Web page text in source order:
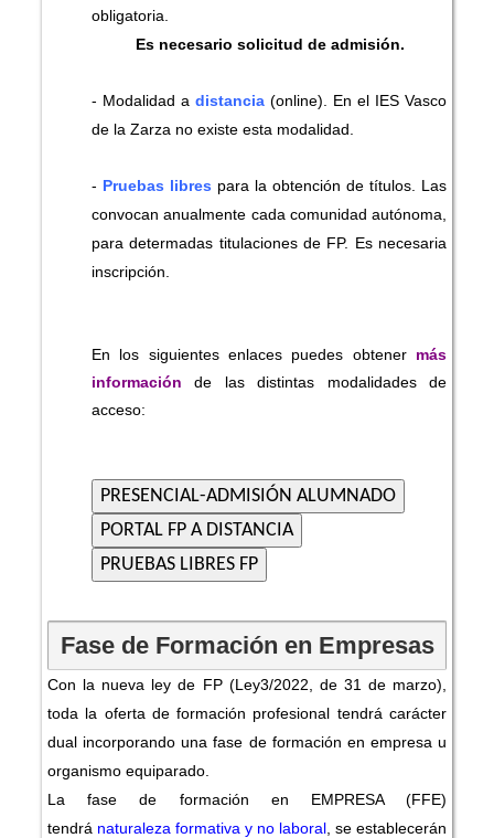
obligatoria.
Es necesario solicitud de admisión.
- Modalidad a distancia (online). En el IES Vasco
de la Zarza no existe esta modalidad.
- Pruebas libres para la obtención de títulos. Las
convocan anualmente cada comunidad autónoma,
para determadas titulaciones de FP. Es necesaria
inscripción.
En los siguientes enlaces puedes obtener más
información de las distintas modalidades de
acceso:
Fase de Formación en Empresas
Con la nueva ley de FP (Ley3/2022, de 31 de marzo),
toda la oferta de formación profesional tendrá carácter
dual incorporando una fase de formación en empresa u
organismo equiparado.
La fase de formación en EMPRESA (FFE)
tendrá naturaleza formativa y no laboral , se establecerán